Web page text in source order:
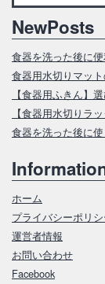
NewPosts
食器を洗った後に
食器用水切りマッ
【食器用ふきん】
【食器用水切りラ
食器を洗った後に
ホーム
プライバシーポリ
運営者情報
お問い合わせ
Facebook